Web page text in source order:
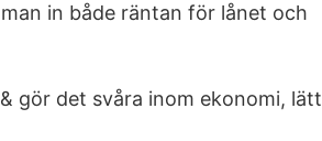
in både räntan för lånet och
gör det svåra inom ekonomi, lätt